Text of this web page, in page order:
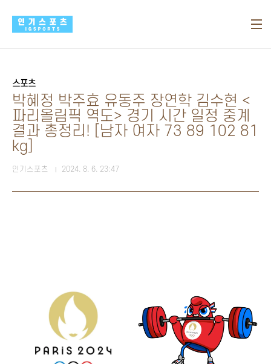
스포츠
박혜정 박주효 유동주 장연학 김수현 <
파리올림픽 역도> 경기 시간 일정 중계
결과 총정리! [남자 여자 73 89 102 81
kg]
인기스포츠 2024. 8. 6. 23:47